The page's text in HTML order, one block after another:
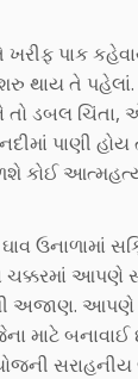
પાક
તે પહેલાં.
ડબલ
પાણી
કોઈ
ઘાવ
આપણે
અજાણ. આપણે
માટે